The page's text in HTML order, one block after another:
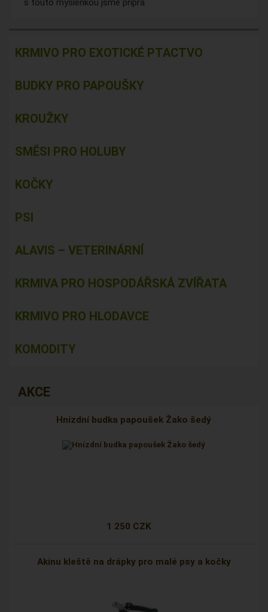
s touto myšlenkou jsme připra
KRMIVO PRO EXOTICKÉ PTACTVO
BUDKY PRO PAPOUŠKY
KROUŽKY
SMĚSI PRO HOLUBY
KOČKY
PSI
ALAVIS – VETERINÁRNÍ
KRMIVA PRO HOSPODÁŘSKÁ ZVÍŘATA
KRMIVO PRO HLODAVCE
KOMODITY
AKCE
Hnízdní budka papoušek Žako šedý
1 250 CZK
Akinu kleště na drápky pro malé psy a kočky